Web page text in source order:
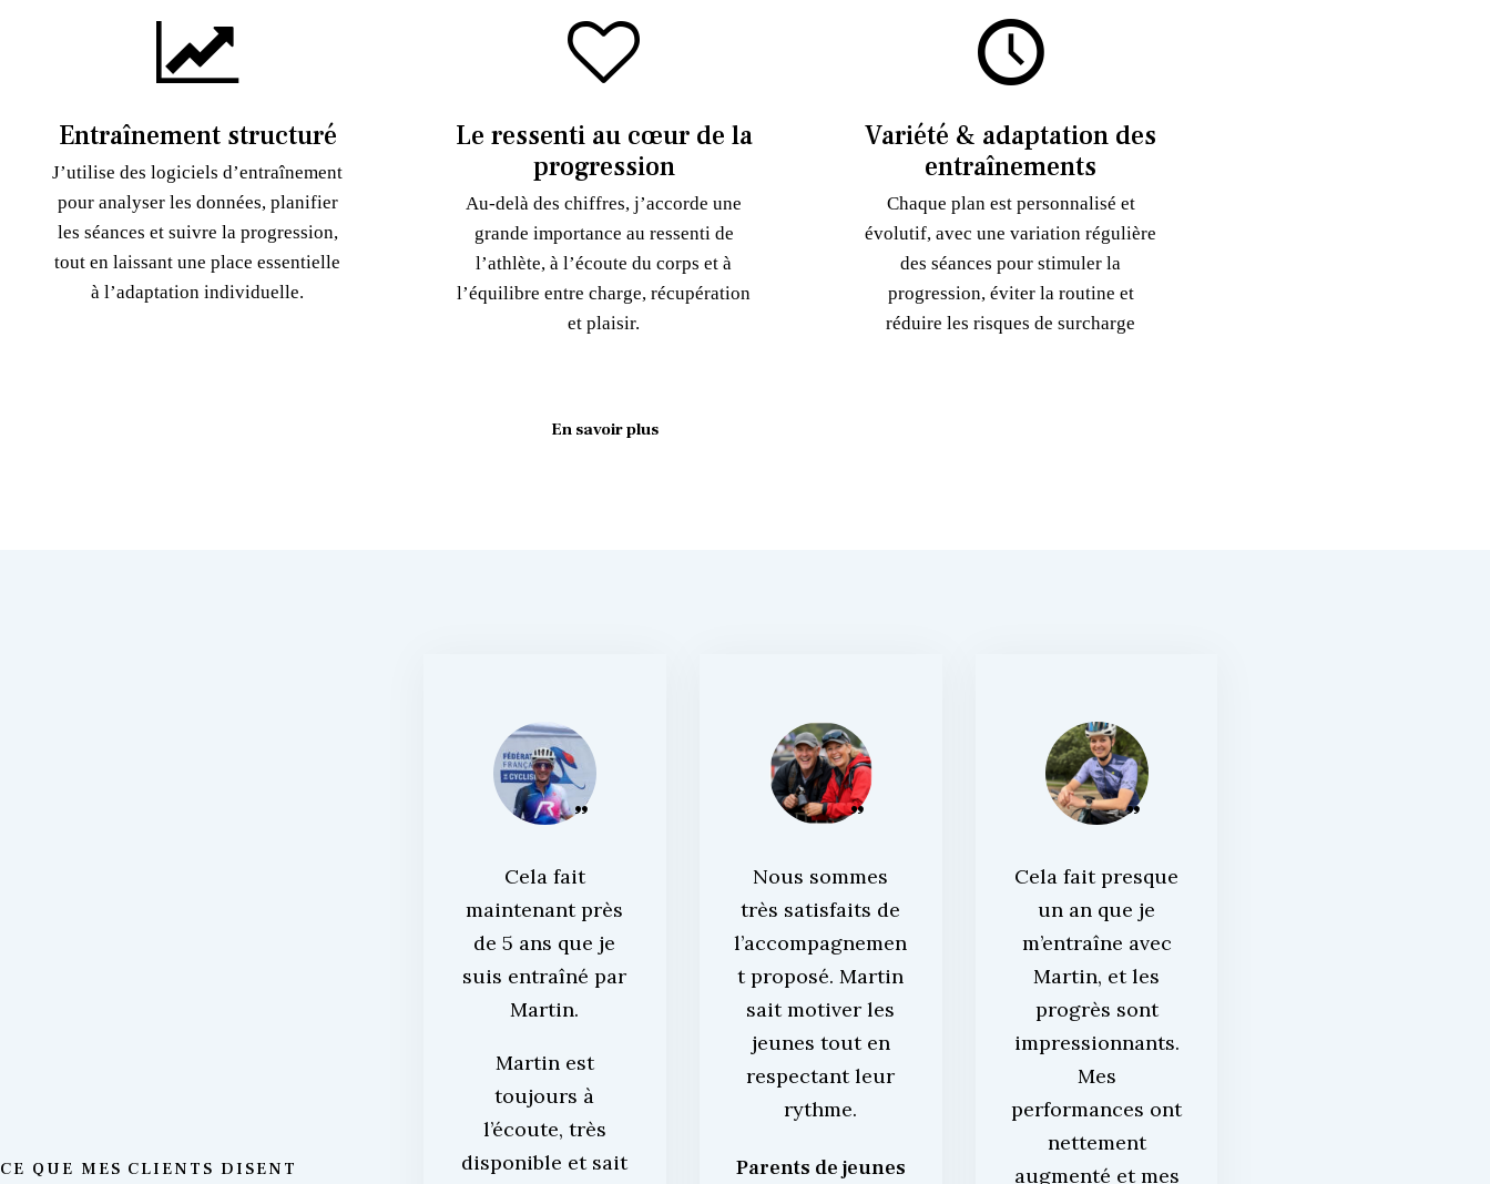
Entraînement structuré
J’utilise des logiciels d’entraînement
pour analyser les données, planifier
les séances et suivre la progression,
tout en laissant une place essentielle
à l’adaptation individuelle.
Le ressenti au cœur de la
progression
Au-delà des chiffres, j’accorde une
grande importance au ressenti de
l’athlète, à l’écoute du corps et à
l’équilibre entre charge, récupération
et plaisir.
Variété & adaptation des
entraînements
Chaque plan est personnalisé et
évolutif, avec une variation régulière
des séances pour stimuler la
progression, éviter la routine et
réduire les risques de surcharge
En savoir plus
CE QUE MES CLIENTS DISENT
Cela fait
maintenant près
de 5 ans que je
suis entraîné par
Martin.
Martin est
toujours à
l’écoute, très
disponible et sait
Nous sommes
très satisfaits de
l’accompagnemen
t proposé. Martin
sait motiver les
jeunes tout en
respectant leur
rythme.
Parents de jeunes
Cela fait presque
un an que je
m’entraîne avec
Martin, et les
progrès sont
impressionnants.
Mes
performances ont
nettement
augmenté et mes